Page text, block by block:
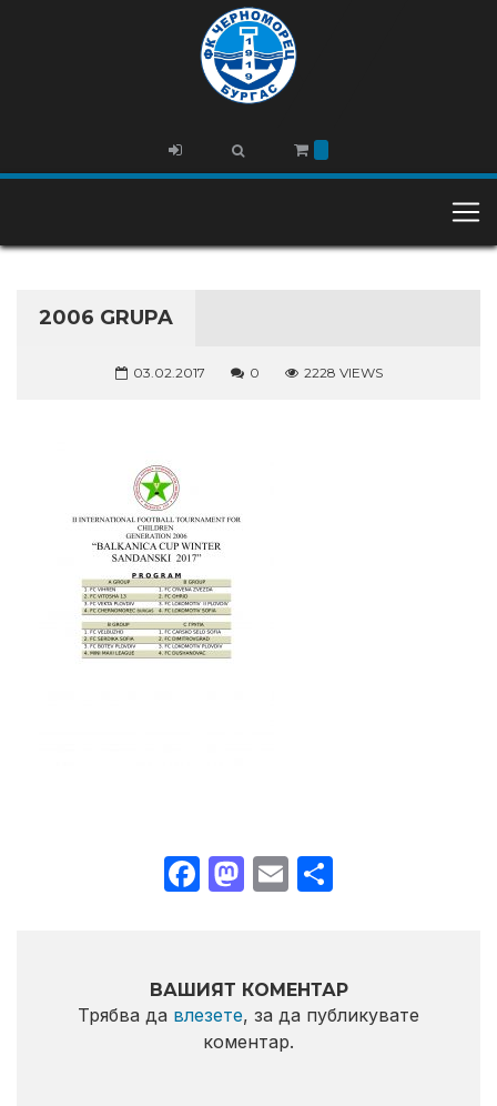
2006 GRUPA
03.02.2017 0 2228 VIEWS
Facebook
Mastodon
Email
ВАШИЯТ КОМЕНТАР
Трябва да влезете, за да публикувате
коментар.